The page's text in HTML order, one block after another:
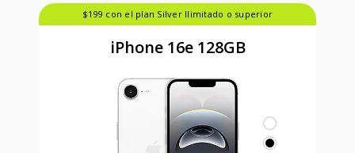
$199 con el plan Silver Ilimitado o superior
iPhone 16e 128GB